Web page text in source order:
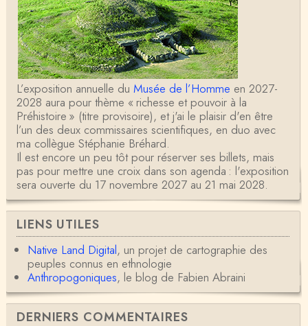
L’exposition annuelle du Musée de l’Homme en 2027-
2028 aura pour thème « richesse et pouvoir à la
Préhistoire » (titre provisoire), et j'ai le plaisir d'en être
l’un des deux commissaires scientifiques, en duo avec
ma collègue Stéphanie Bréhard.
Il est encore un peu tôt pour réserver ses billets, mais
pas pour mettre une croix dans son agenda : l'exposition
sera ouverte du 17 novembre 2027 au 21 mai 2028.
LIENS UTILES
Native Land Digital, un projet de cartographie des
peuples connus en ethnologie
Anthropogoniques, le blog de Fabien Abraini
DERNIERS COMMENTAIRES